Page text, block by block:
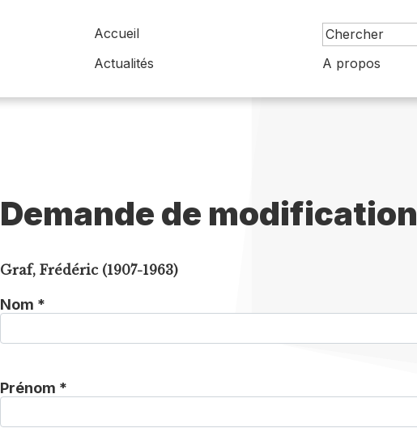
Accueil
Actualités
A propos
Demande de modification
Graf, Frédéric (1907-1963)
Nom *
Prénom *